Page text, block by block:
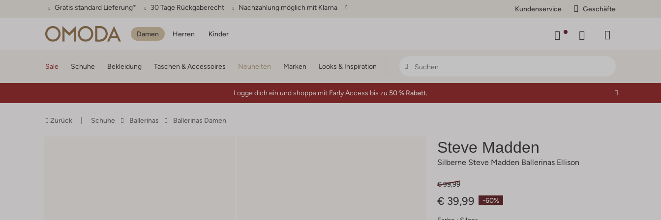
Gratis standard Lieferung* 30 Tage Rückgaberecht Nachzahlung möglich mit Klarna Kundenservice Geschäfte
Damen Herren Kinder
Sale Schuhe Bekleidung Taschen & Accessoires Neuheiten Marken Looks & Inspiration
Logge dich ein und shoppe mit Early Access bis zu 50 % Rabatt.
Zurück Schuhe Ballerinas Ballerinas Damen
Steve Madden
Silberne Steve Madden Ballerinas Ellison
-60%
€ 99,99
€ 39,99